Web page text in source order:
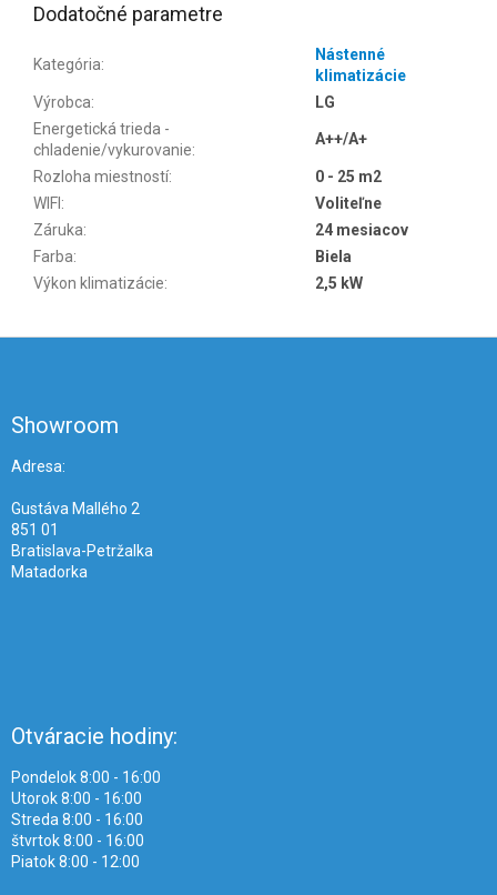
Dodatočné parametre
Kategória:
Nástenné
klimatizácie
Výrobca:
LG
Energetická trieda -
chladenie/vykurovanie:
A++/A+
Rozloha miestností:
0 - 25 m2
WIFI :
Voliteľne
Záruka:
24 mesiacov
Farba:
Biela
Výkon klimatizácie: 2,5 kW
Showroom
Adresa:
Gustáva Mallého 2
851 01
Bratislava-Petržalka
Matadorka
Otváracie hodiny:
Pondelok 8:00 - 16:00
Utorok 8:00 - 16:00
Streda 8:00 - 16:00
štvrtok 8:00 - 16:00
Piatok 8:00 - 12:00